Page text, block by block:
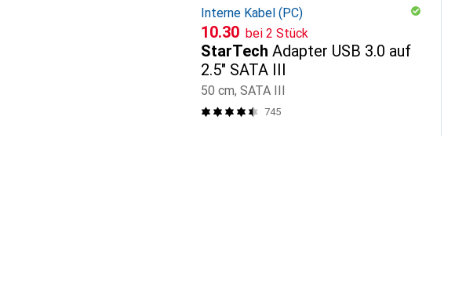
Interne Kabel (PC)
CHF
10.30 bei 2 Stück
StarTech Adapter USB 3.0 auf
2.5" SATA III
50 cm, SATA III
745